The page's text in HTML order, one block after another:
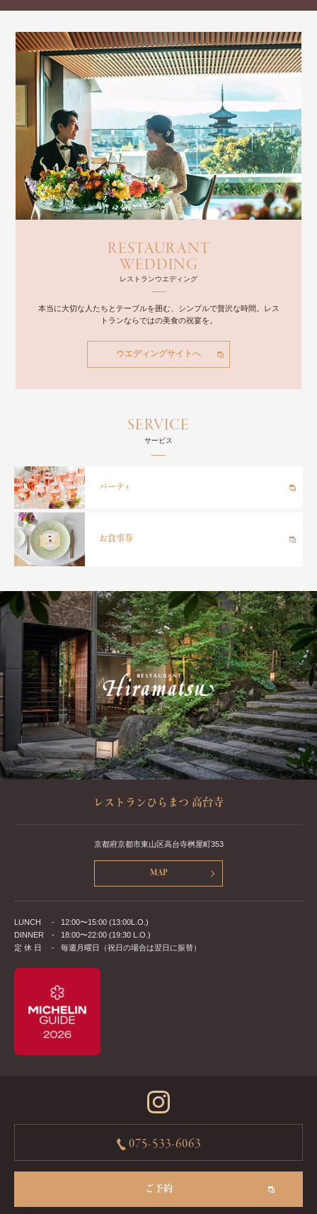
RESTAURANT
WEDDING
レストランウエディング
本当に大切な人たちとテーブルを囲む、シンプルで贅沢な時間。レス
トランならではの美食の祝宴を。
ウエディングサイトへ
SERVICE
サービス
パーティ
お食事券
レストランひらまつ 高台寺
京都府京都市東山区高台寺桝屋町353
MAP
LUNCH -
12:00〜15:00 (13:00L.O.)
DINNER
-
18:00〜22:00 (19:30 L.O.)
定 休 日
- 毎週月曜日（祝日の場合は翌日に振替）
075-533-6063
ご予約